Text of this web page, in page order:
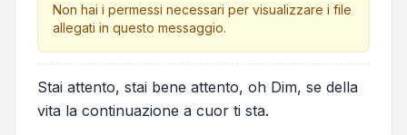
Non hai i permessi necessari per visualizzare i file
allegati in questo messaggio.
Stai attento, stai bene attento, oh Dim, se della
vita la continuazione a cuor ti sta.